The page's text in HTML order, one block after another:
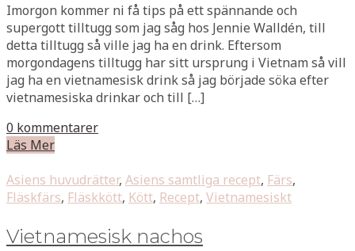
Imorgon kommer ni få tips på ett spännande och
supergott tilltugg som jag såg hos Jennie Walldén, till
detta tilltugg så ville jag ha en drink. Eftersom
morgondagens tilltugg har sitt ursprung i Vietnam så vill
jag ha en vietnamesisk drink så jag började söka efter
vietnamesiska drinkar och till […]
0 kommentarer
Läs Mer
Asiens huvudrätter, Asiens samtliga recept, Färs,
Fläskfärs, Fläskkött, Kött, Recept, Vietnamesiskt
Vietnamesisk nachos